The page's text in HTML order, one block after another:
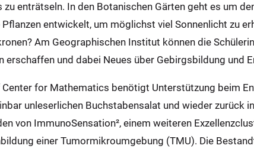
enträtseln. In den Botanischen Gärten geht es um
entwickelt, um möglichst viel Sonnenlicht zu
Am Geographischen Institut können die
erschaffen und dabei Neues über Gebirgsbildung und
for Mathematics benötigt Unterstützung beim
unleserlichen Buchstabensalat und wieder zurück
von ImmunoSensation², einem weiteren
einer Tumormikroumgebung (TMU). Die